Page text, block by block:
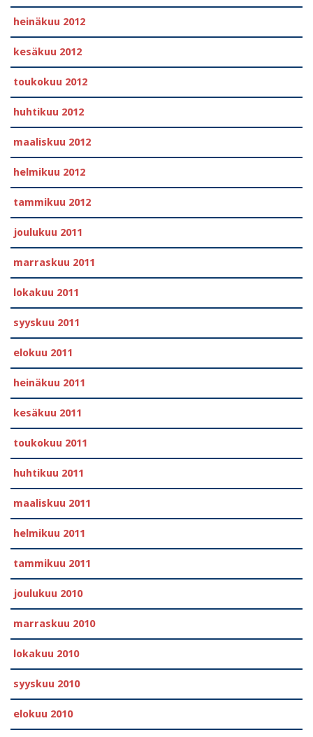
heinäkuu 2012
kesäkuu 2012
toukokuu 2012
huhtikuu 2012
maaliskuu 2012
helmikuu 2012
tammikuu 2012
joulukuu 2011
marraskuu 2011
lokakuu 2011
syyskuu 2011
elokuu 2011
heinäkuu 2011
kesäkuu 2011
toukokuu 2011
huhtikuu 2011
maaliskuu 2011
helmikuu 2011
tammikuu 2011
joulukuu 2010
marraskuu 2010
lokakuu 2010
syyskuu 2010
elokuu 2010